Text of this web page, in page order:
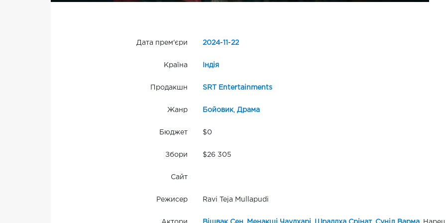
Дата прем'єри 2024-11 -22
Країна Індія
Продакшн SRT Entertainments
Жанр Бойовик, Драма
Бюджет $0
Збори $26 305
Сайт
Режисер Ravi Teja Mullapudi